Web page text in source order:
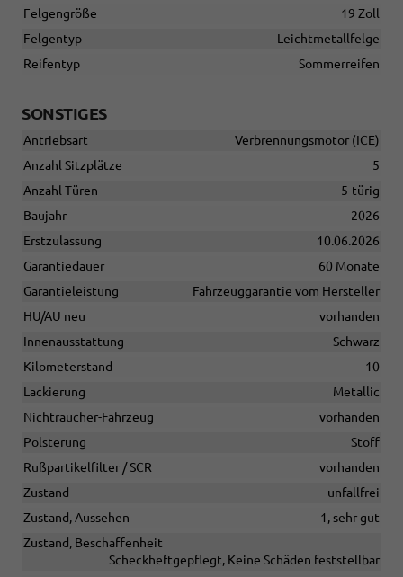
Felgengröße
19 Zoll
Felgentyp
Leichtmetallfelge
Reifentyp
Sommerreifen
SONSTIGES
Antriebsart
Verbrennungsmotor (ICE)
Anzahl Sitzplätze
5
Anzahl Türen
5-türig
Baujahr
2026
Erstzulassung
10.06.2026
Garantiedauer
60 Monate
Garantieleistung
Fahrzeuggarantie vom Hersteller
HU/AU neu
vorhanden
Innenausstattung
Schwarz
Kilometerstand
10
Lackierung
Metallic
Nichtraucher-Fahrzeug
vorhanden
Polsterung
Stoff
Rußpartikelfilter / SCR
vorhanden
Zustand
unfallfrei
Zustand, Aussehen
1, sehr gut
Zustand, Beschaffenheit
Scheckheftgepflegt, Keine Schäden feststellbar